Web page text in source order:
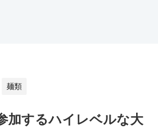
麺類
加するハイレベルな大